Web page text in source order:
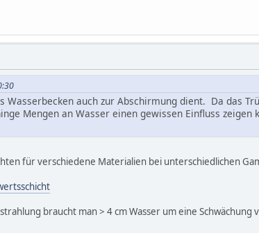
Wasserbecken auch zur Abschirmung dient. Da das
Mengen an Wasser einen gewissen Einfluss zeigen
für verschiedene Materialien bei unterschiedlichen
braucht man > 4 cm Wasser um eine Schwächung